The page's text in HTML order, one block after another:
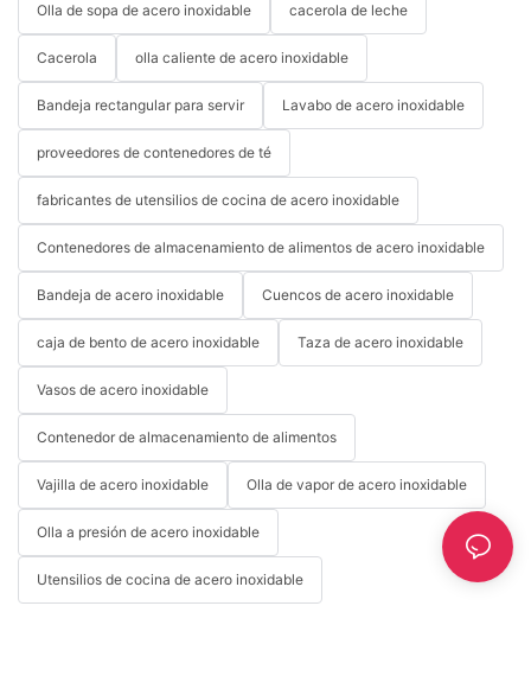
Olla de sopa de acero inoxidable cacerola de leche
Cacerola olla caliente de acero inoxidable
Bandeja rectangular para servir Lavabo de acero inoxidable
proveedores de contenedores de té
fabricantes de utensilios de cocina de acero inoxidable
Contenedores de almacenamiento de alimentos de acero inoxidable
Bandeja de acero inoxidable Cuencos de acero inoxidable
caja de bento de acero inoxidable Taza de acero inoxidable
Vasos de acero inoxidable
Contenedor de almacenamiento de alimentos
Vajilla de acero inoxidable Olla de vapor de acero inoxidable
Olla a presión de acero inoxidable
Utensilios de cocina de acero inoxidable